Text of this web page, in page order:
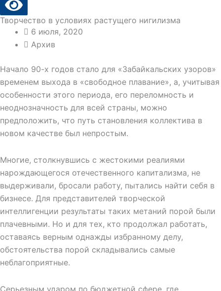
Творчество в условиях растущего нигилизма
6 июля, 2020
Архив
Начало 90-х годов стало для «Забайкальских узоров»
временем выхода в «свободное плавание», а, учитывая
особенности этого периода, его переломность и
неоднозначность для всей страны, можно
предположить, что путь становления коллектива в
новом качестве был непростым.
Многие, столкнувшись с жестокими реалиями
нарождающегося отечественного капитализма, не
выдерживали, бросали работу, пытались найти себя в
бизнесе. Для представителей творческой
интеллигенции результаты таких метаний порой были
плачевными. Но и для тех, кто продолжал работать,
оставаясь верным однажды избранному делу,
обстоятельства порой складывались самые
неблагоприятные.
Серьезным ударом по бюджетной сфере, где